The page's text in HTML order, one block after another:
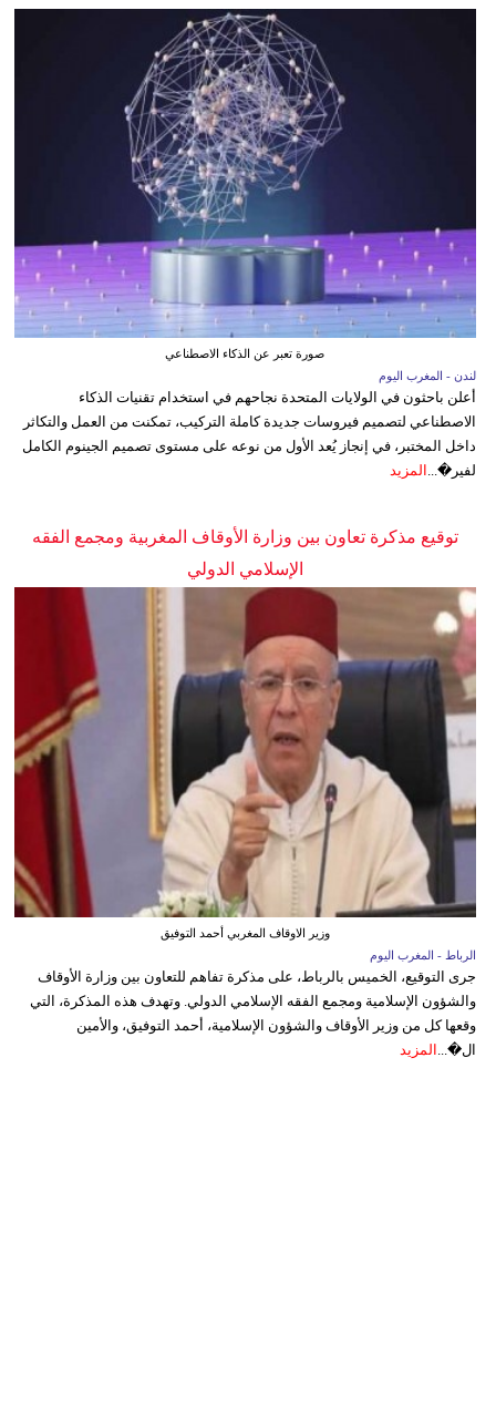
صورة تعبر عن الذكاء الاصطناعي
لندن - المغرب اليوم
أعلن باحثون في الولايات المتحدة نجاحهم في استخدام تقنيات الذكاء
الاصطناعي لتصميم فيروسات جديدة كاملة التركيب، تمكنت من العمل والتكاثر
داخل المختبر، في إنجاز يُعد الأول من نوعه على مستوى تصميم الجينوم الكامل
لفير�... المزيد
توقيع مذكرة تعاون بين وزارة الأوقاف المغربية ومجمع الفقه
الإسلامي الدولي
وزير الاوقاف المغربي أحمد التوفيق
الرباط - المغرب اليوم
جرى التوقيع، الخميس بالرباط، على مذكرة تفاهم للتعاون بين وزارة الأوقاف
والشؤون الإسلامية ومجمع الفقه الإسلامي الدولي. وتهدف هذه المذكرة، التي
وقعها كل من وزير الأوقاف والشؤون الإسلامية، أحمد التوفيق، والأمين
ال�... المزيد